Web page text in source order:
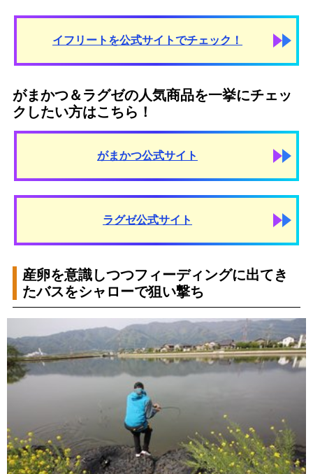
イフリートを公式サイトでチェック！
がまかつ＆ラグゼの人気商品を一挙にチェッ
クしたい方はこちら！
がまかつ公式サイト
ラグゼ公式サイト
産卵を意識しつつフィーディングに出てき
たバスをシャローで狙い撃ち